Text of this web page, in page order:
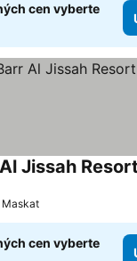
cen vyberte
Jissah
Maskat
cen vyberte